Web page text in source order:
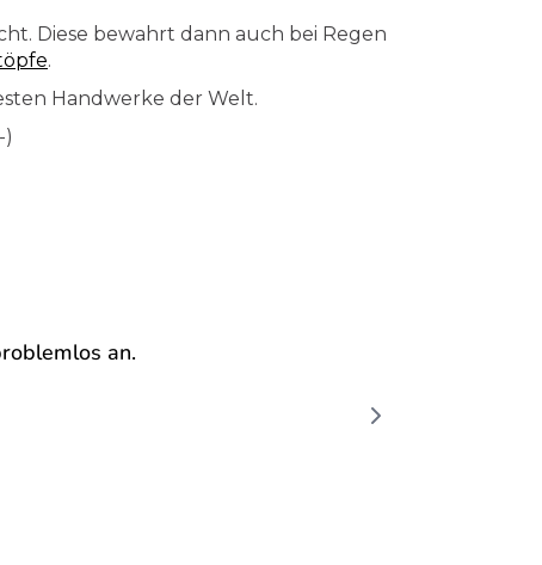
Diese bewahrt dann auch bei Regen
.
Handwerke der Welt.
)